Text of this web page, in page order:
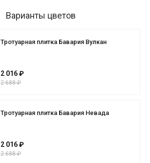
Варианты цветов
Тротуарная плитка Бавария Вулкан
2 016 ₽
2 688 ₽
Тротуарная плитка Бавария Невада
2 016 ₽
2 688 ₽